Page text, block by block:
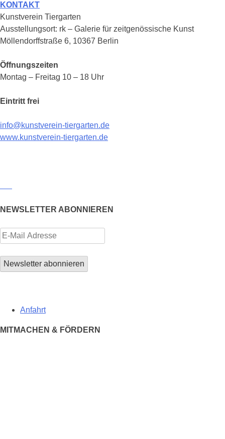
KONTAKT
Kunstverein Tiergarten
Ausstellungsort: rk – Galerie für zeitgenössische Kunst
Möllendorffstraße 6, 10367 Berlin
Öffnungszeiten
Montag – Freitag 10 – 18 Uhr
Eintritt frei
info@kunstverein-tiergarten.de
www.kunstverein-tiergarten.de
NEWSLETTER ABONNIEREN
Anfahrt
MITMACHEN & FÖRDERN